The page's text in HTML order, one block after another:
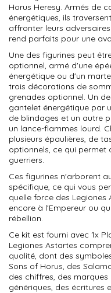
Horus Heresy. Armés de
énergétiques, ils
affronter leurs
rend parfaits pour une
Une des figurines peut
optionnel, armé d'une
énergétique ou d'un
trois décorations de
grenades optionnel. Un
gantelet énergétique par
de blindages et un autre
un lance-flammes lourd.
plusieurs épaulières, de
optionnels, ce qui permet
guerriers.
Ces figurines n'arborent
spécifique, ce qui vous
quelle force des
encore à l'Empereur ou
rébellion.
Ce kit est fourni avec 1x
Legiones Astartes
qualité, dont des
Sons of Horus, des
des chiffres, des
génériques, des écritures